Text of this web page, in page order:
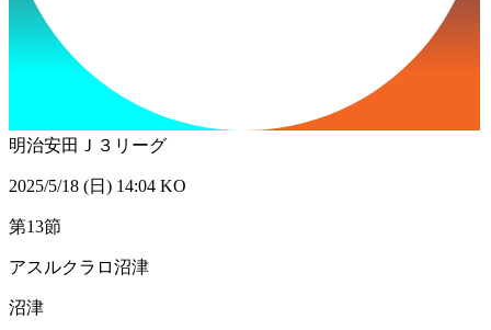
明治安田Ｊ３リーグ
2025/5/18 (日) 14:04 KO
第13節
アスルクラロ沼津
沼津